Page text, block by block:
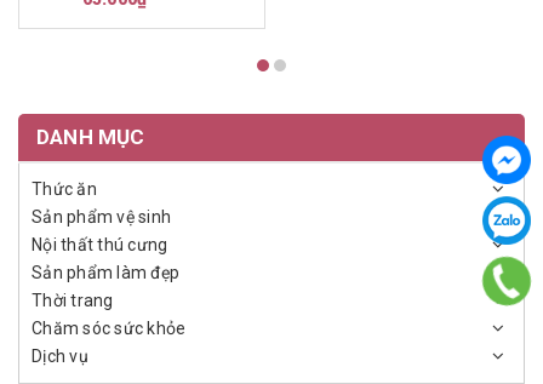
DANH MỤC
Thức ăn
Sản phẩm vệ sinh
Nội thất thú cưng
Sản phẩm làm đẹp
Thời trang
Chăm sóc sức khỏe
Dịch vụ